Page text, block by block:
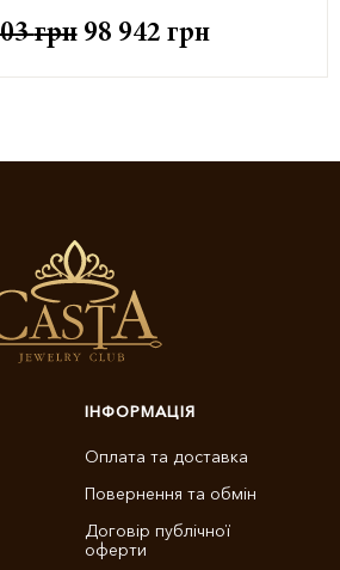
грн 98 942 грн
ІНФОРМАЦІЯ
Оплата та доставка
Повернення та обмін
Договір публічної
оферти